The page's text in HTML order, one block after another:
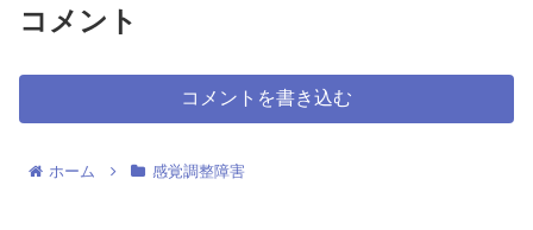
コメント
コメントを書き込む
ホーム 感覚調整障害